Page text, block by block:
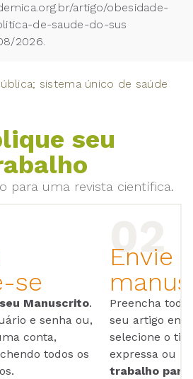
artigo/obesidade-
de-saude-do-sus
2026.
sistema único de saúde
seu
para uma revista científica.
se
Manuscrito.
e senha ou,
conta,
todos os
Envie
Preencha
seu artigo em
selecione o
expressa ou
trabalho para